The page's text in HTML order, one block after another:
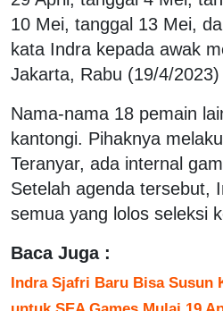
10 Mei, tanggal 13 Mei,
kata Indra kepada awak
Jakarta, Rabu (19/4/
Nama-nama 18 pemain
kantongi. Pihaknya
Teranyar, ada internal
Setelah agenda tersebut,
semua yang lolos seleksi
Baca Juga :
Indra Sjafri Baru Bisa Susun